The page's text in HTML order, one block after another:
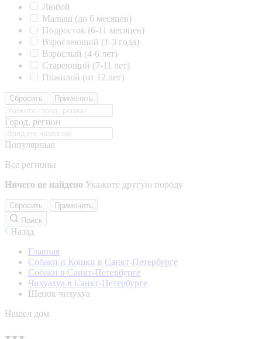
Любой
Малыш (до 6 месяцев)
Подросток (6-11 месяцев)
Взрослеющий (1-3 года)
Взрослый (4-6 лет)
Стареющий (7-11 лет)
Пожилой (от 12 лет)
Сбросить Применить
Город, регион
Популярные
Все регионы
Ничего не найдено Укажите другую породу
Сбросить
Применить
Поиск
Назад
Главная
Собаки и Кошки в Санкт-Петербурге
Собаки в Санкт-Петербурге
Чихуахуа в Санкт-Петербурге
Щенок чихухуа
Нашел дом